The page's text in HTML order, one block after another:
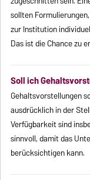
sollten
zur Institution
Das ist die Chance zu
Soll ich
Gehaltsvorstellungen
ausdrücklich in der
Verfügbarkeit sind
sinnvoll, damit das
berücksichtigen kann.